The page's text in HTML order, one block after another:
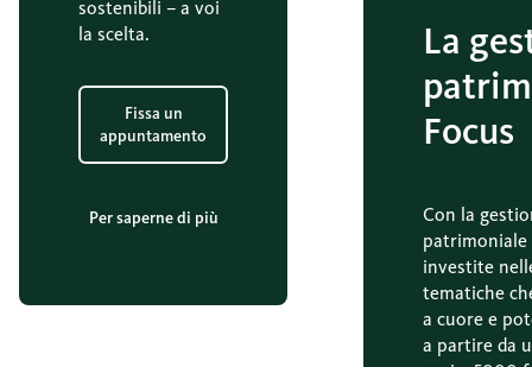
sostenibili – a voi
la scelta.
Fissa un
appuntamento
Per saperne di più
La
Focus
Con la
patrimoniale
investite
tematiche
a cuore e
a partire da